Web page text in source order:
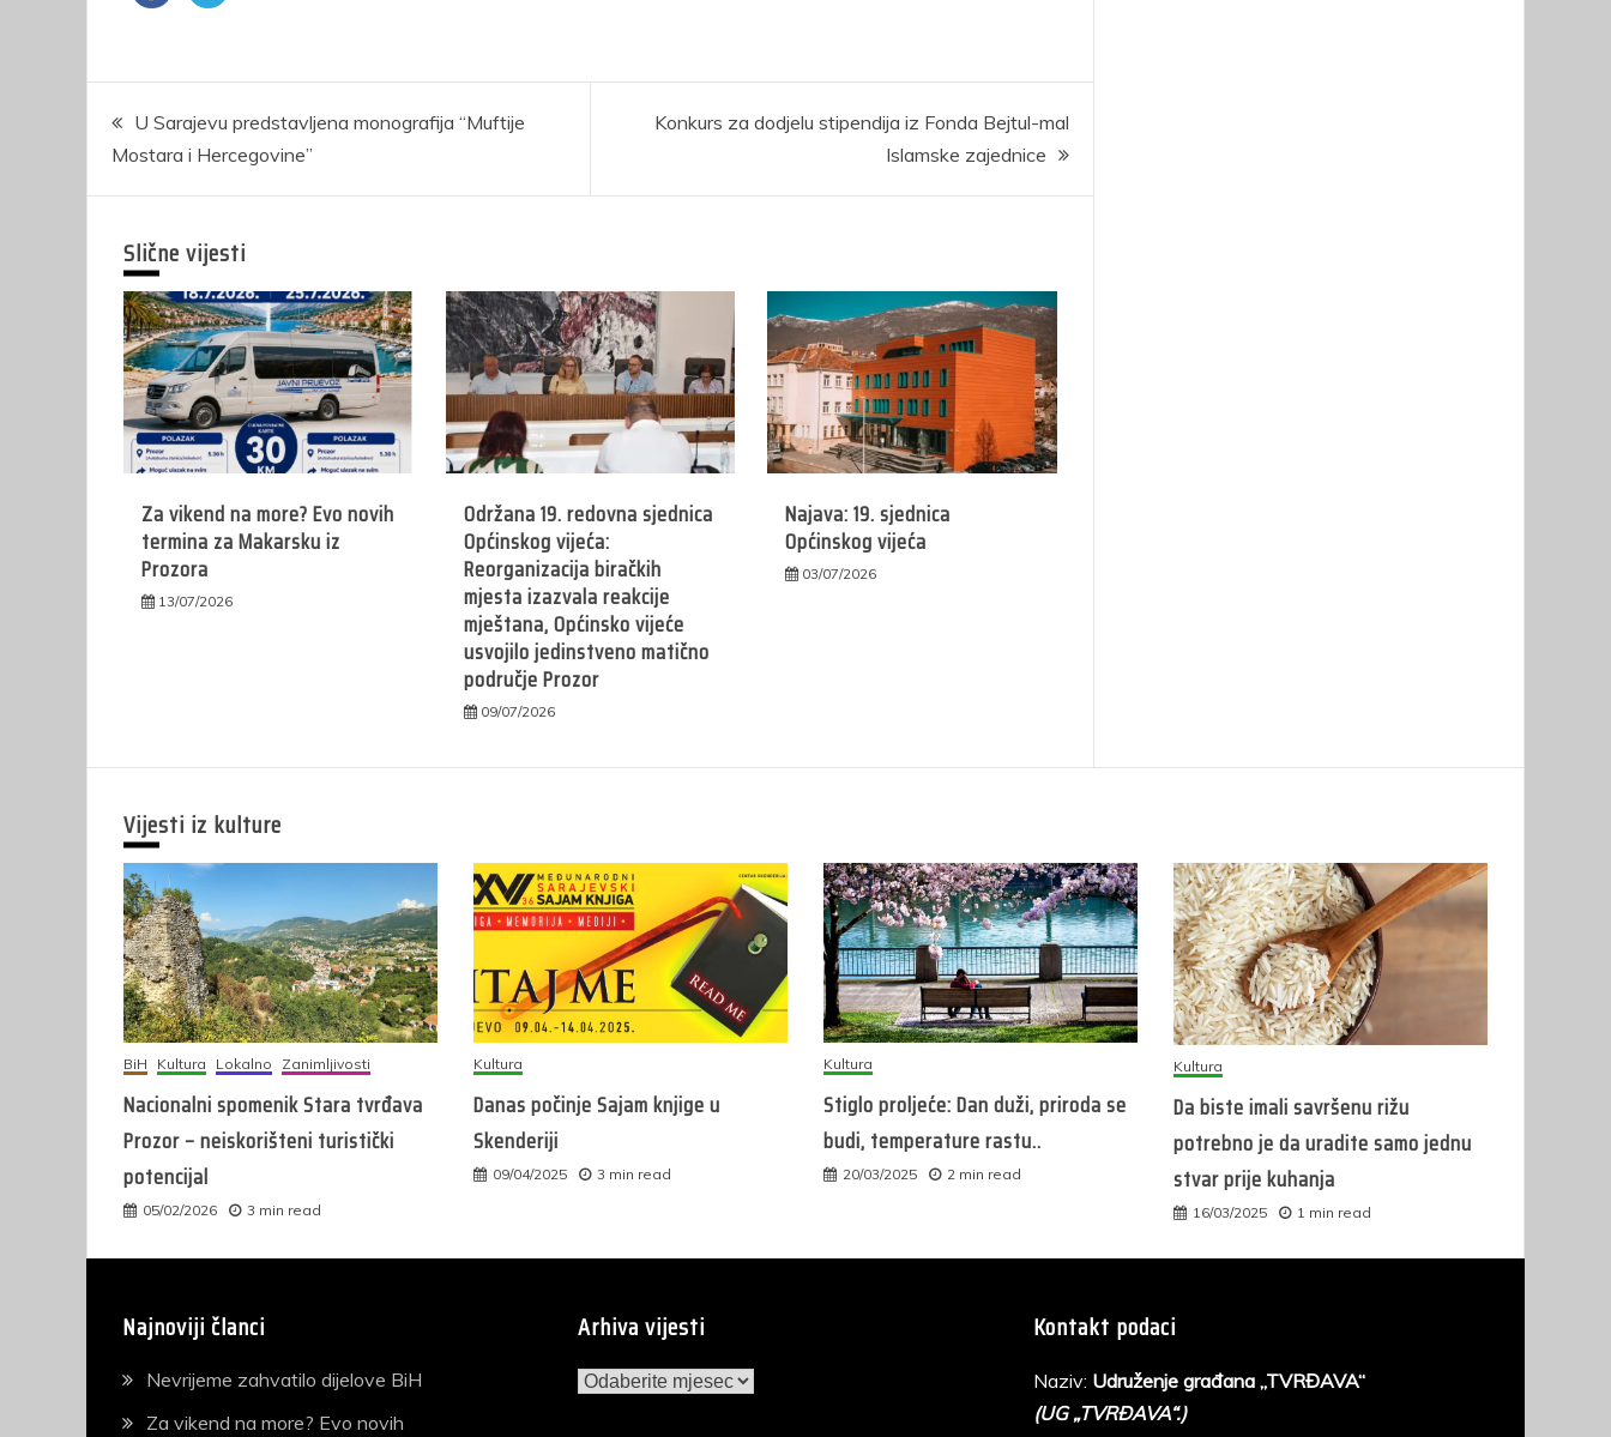
Navigacija
članaka
U Sarajevu predstavljena monografija “Muftije
Mostara i Hercegovine”
Konkurs za dodjelu stipendija iz Fonda Bejtul-mal
Islamske zajednice
Slične vijesti
Za vikend na more? Evo novih
termina za Makarsku iz
Prozora
13/07/2026
Održana 19. redovna sjednica
Općinskog vijeća:
Reorganizacija biračkih
mjesta izazvala reakcije
mještana, Općinsko vijeće
usvojilo jedinstveno matično
područje Prozor
09/07/2026
Najava: 19. sjednica
Općinskog vijeća
03/07/2026
Vijesti iz kulture
BiH Kultura Lokalno Zanimljivosti
Nacionalni spomenik Stara tvrđava
Prozor – neiskorišteni turistički
potencijal
05/02/2026 3 min read
Kultura
Danas počinje Sajam knjige u
Skenderiji
09/04/2025 3 min read
Kultura
Stiglo proljeće: Dan duži, priroda se
budi, temperature rastu..
20/03/2025 2 min read
Kultura
Da biste imali savršenu rižu
potrebno je da uradite samo jednu
stvar prije kuhanja
16/03/2025 1 min read
Najnoviji članci
Nevrijeme zahvatilo dijelove BiH
Za vikend na more? Evo novih
Arhiva vijesti
Arhiva
Kontakt podaci
Naziv: Udruženje građana „TVRĐAVA“
(UG „TVRĐAVA“.)